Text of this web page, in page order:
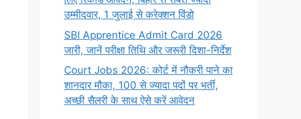
उम्मीदवार, 1 जुलाई से करेक्शन विंडो
SBI Apprentice Admit Card 2026
जारी, जानें परीक्षा तिथि और जरूरी दिशा-निर्देश
Court Jobs 2026: कोर्ट में नौकरी पाने का
शानदार मौका, 100 से ज्यादा पदों पर भर्ती,
अच्छी सैलरी के साथ ऐसे करें आवेदन